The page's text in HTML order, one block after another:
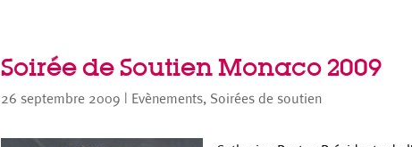
Soirée de Soutien Monaco 2009
26 septembre 2009 | Evènements, Soirées de soutien